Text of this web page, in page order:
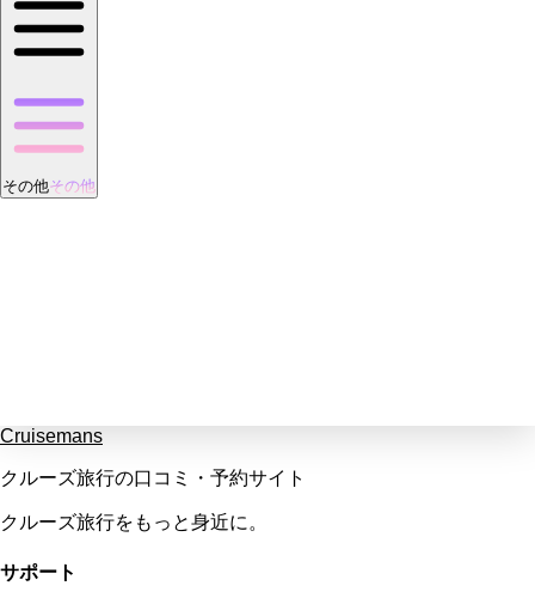
その他その他
Cruisemans
クルーズ旅行の口コミ・予約サイト
クルーズ旅行をもっと身近に。
サポート